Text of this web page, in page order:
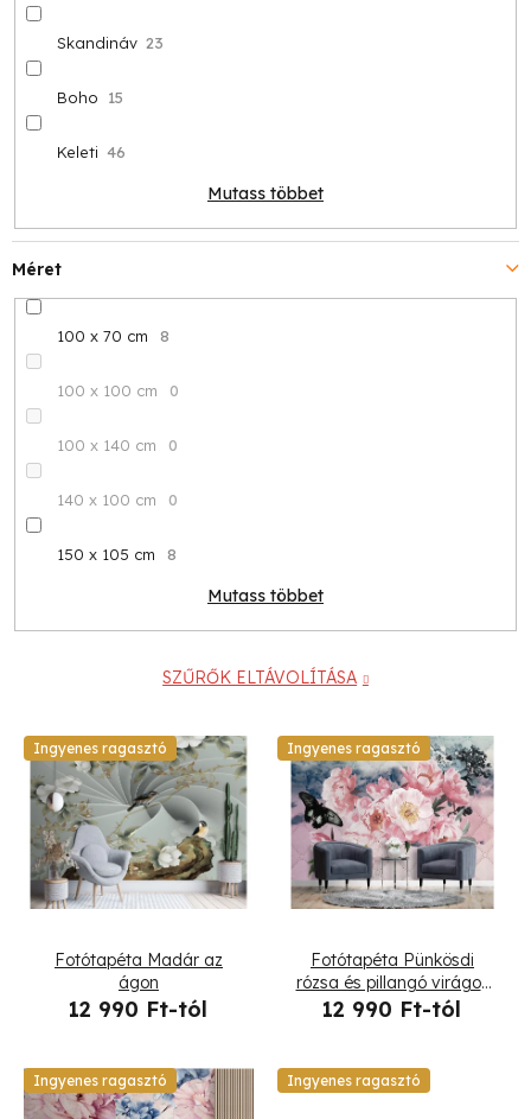
Méret
100 x 70 cm 8
100 x 100 cm 0
100 x 140 cm 0
140 x 100 cm 0
150 x 105 cm 8
Mutass többet
Skandináv 23
Boho 15
Keleti 46
Mutass többet
SZŰRŐK ELTÁVOLÍTÁSA
T
e
m
k
Ingyenes ragasztó
Fotótapéta Madár az
ágon
12 990 Ft-tól
Ingyenes ragasztó
Fotótapéta Pünkösdi
rózsa és pillangó virágok
steppelt pasztell textúra
12 990 Ft-tól
Ingyenes ragasztó Ingyenes ragasztó